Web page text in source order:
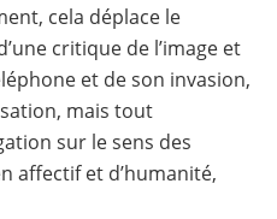
cela déplace le
critique de l’image et
et de son invasion,
mais tout
sur le sens des
affectif et d’humanité,